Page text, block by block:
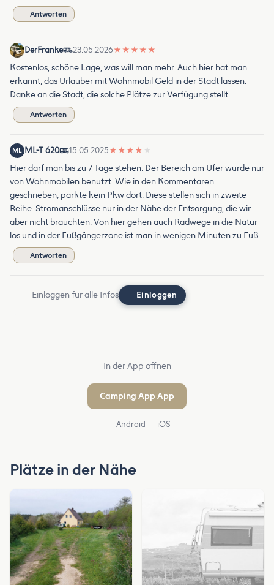
Antworten
DerFranke 23.05.2026★ ★ ★ ★ ★
Kostenlos, schöne Lage, was will man mehr. Auch hier hat man
erkannt, das Urlauber mit Wohnmobil Geld in der Stadt lassen.
Danke an die Stadt, die solche Plätze zur Verfügung stellt.
Antworten
ML ML-T 620 15.05.2025★ ★ ★ ★ ★
Hier darf man bis zu 7 Tage stehen. Der Bereich am Ufer wurde nur
von Wohnmobilen benutzt. Wie in den Kommentaren
geschrieben, parkte kein Pkw dort. Diese stellen sich in zweite
Reihe. Stromanschlüsse nur in der Nähe der Entsorgung, die wir
aber nicht brauchten. Von hier gehen auch Radwege in die Natur
los und in der Fußgängerzone ist man in wenigen Minuten zu Fuß.
Antworten
Einloggen für alle Infos Einloggen
In der App öffnen
Camping App App
Android iOS
Plätze in der Nähe